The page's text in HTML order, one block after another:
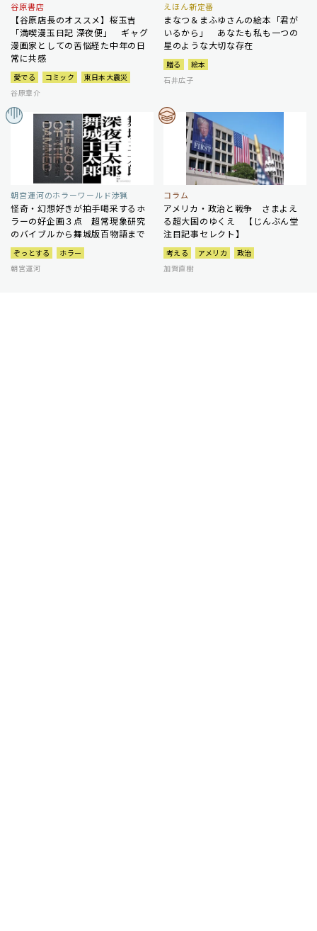
谷原書店
【谷原店長のオススメ】桜玉吉
「満喫漫玉日記 深夜便」 ギャグ
漫画家としての苦悩経た中年の日
常に共感
愛でる コミック
東日本大震災
谷原章介
えほん新定番
まなつ＆まふゆさんの絵本「君が
いるから」 あなたも私も一つの
星のような大切な存在
贈る
絵本
石井広子
朝宮運河のホラーワールド渉猟
怪奇・幻想好きが拍手喝采するホ
ラーの好企画３点 超常現象研究
のバイブルから舞城版百物語まで
ぞっとする
ホラー
朝宮運河
コラム
アメリカ・政治と戦争 さまよえ
る超大国のゆくえ 【じんぶん堂
注目記事セレクト】
考える アメリカ
政治
加賀直樹